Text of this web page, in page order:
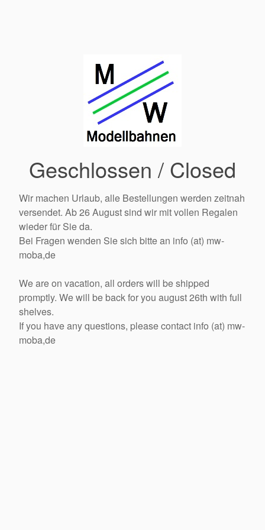
Geschlossen / Closed
Wir machen Urlaub, alle Bestellungen werden zeitnah
versendet. Ab 26 August sind wir mit vollen Regalen
wieder für Sie da.
Bei Fragen wenden Sie sich bitte an info (at) mw-
moba,de
We are on vacation, all orders will be shipped
promptly. We will be back for you august 26th with full
shelves.
If you have any questions, please contact info (at) mw-
moba,de